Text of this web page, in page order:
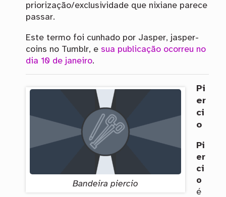
priorização/exclusividade que nixiane parece
passar.
Este termo foi cunhado por Jasper, jasper-
coins no Tumblr, e sua publicação ocorreu no
dia 10 de janeiro.
Bandeira piercio
Pi
er
ci
o
Pi
er
ci
o
é